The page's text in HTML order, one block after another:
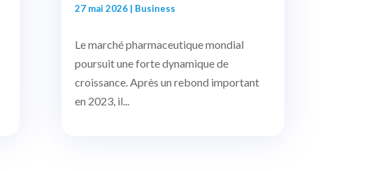
27 mai 2026| Business
Le marché pharmaceutique mondial
poursuit une forte dynamique de
croissance. Après un rebond important
en 2023, il...